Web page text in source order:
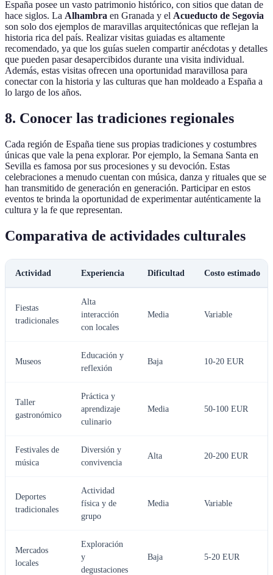
España posee un vasto patrimonio histórico, con sitios que datan de
hace siglos. La Alhambra en Granada y el Acueducto de Segovia
son solo dos ejemplos de maravillas arquitectónicas que reflejan la
historia rica del país. Realizar visitas guiadas es altamente
recomendado, ya que los guías suelen compartir anécdotas y detalles
que pueden pasar desapercibidos durante una visita individual.
Además, estas visitas ofrecen una oportunidad maravillosa para
conectar con la historia y las culturas que han moldeado a España a
lo largo de los años.
8. Conocer las tradiciones regionales
Cada región de España tiene sus propias tradiciones y costumbres
únicas que vale la pena explorar. Por ejemplo, la Semana Santa en
Sevilla es famosa por sus procesiones y su devoción. Estas
celebraciones a menudo cuentan con música, danza y rituales que se
han transmitido de generación en generación. Participar en estos
eventos te brinda la oportunidad de experimentar auténticamente la
cultura y la fe que representan.
Comparativa de actividades culturales
Actividad Experiencia Dificultad Costo estimado
Fiestas
tradicionales
Alta
interacción
con locales
Media Variable
Museos
Educación y
reflexión
Baja 10-20 EUR
Taller
gastronómico
Práctica y
aprendizaje
culinario
Media 50-100 EUR
Festivales de
música
Diversión y
convivencia
Alta 20-200 EUR
Deportes
tradicionales
Actividad
física y de
grupo
Media Variable
Mercados
locales
Exploración
y
degustaciones
Baja 5-20 EUR